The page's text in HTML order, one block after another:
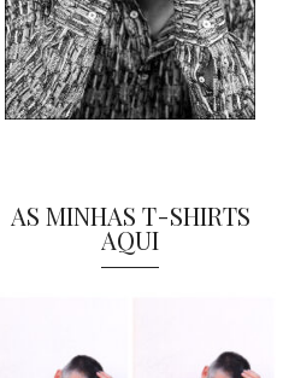
AS MINHAS T-SHIRTS
AQUI